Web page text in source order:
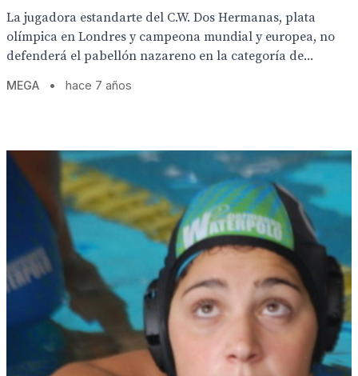
La jugadora estandarte del C.W. Dos Hermanas, plata
olímpica en Londres y campeona mundial y europea, no
defenderá el pabellón nazareno en la categoría de...
MEGA • hace 7 años